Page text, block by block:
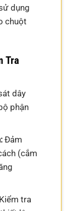
dụng
chuột
Tra
dây
phận
Đảm
(cắm
tra